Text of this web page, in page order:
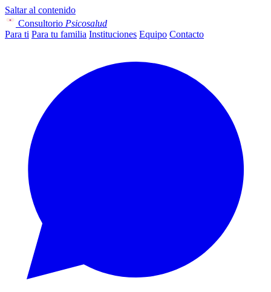
Saltar al contenido
Consultorio Psicosalud
Para ti Para tu familia Instituciones Equipo Contacto